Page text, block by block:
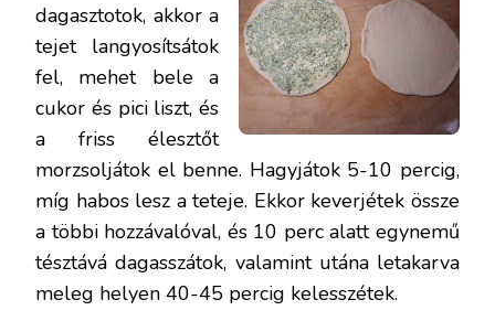
dagasztotok, akkor a
tejet langyosítsátok
fel, mehet bele a
cukor és pici liszt, és
a friss élesztőt
morzsoljátok el benne. Hagyjátok 5-10 percig,
míg habos lesz a teteje. Ekkor keverjétek össze
a többi hozzávalóval, és 10 perc alatt egynemű
tésztává dagasszátok, valamint utána letakarva
meleg helyen 40-45 percig kelesszétek.